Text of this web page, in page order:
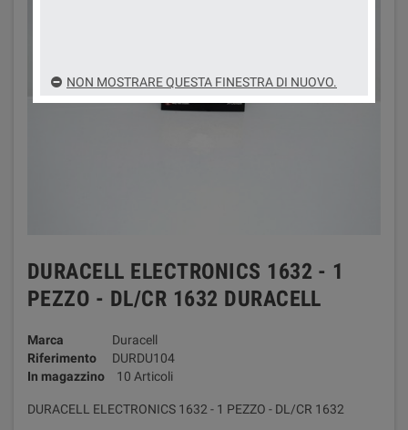
DURACELL ELECTRONICS 1632 - 1
PEZZO - DL/CR 1632 DURACELL
Marca
Duracell
Riferimento
DURDU104
In magazzino
10 Articoli
DURACELL ELECTRONICS 1632 - 1 PEZZO - DL/CR 1632
NON MOSTRARE QUESTA FINESTRA DI NUOVO.